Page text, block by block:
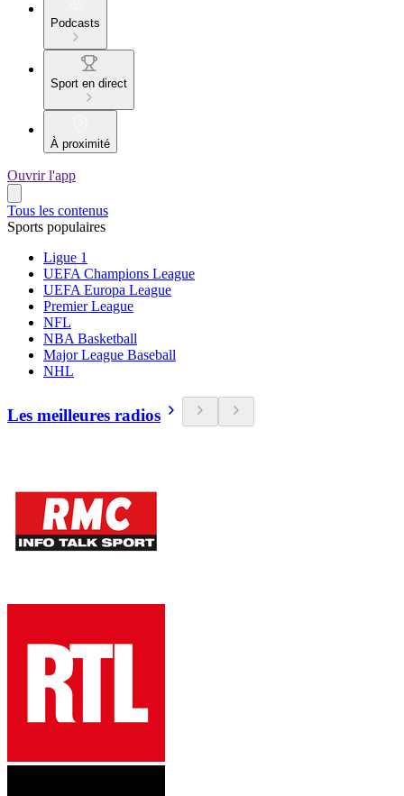
Podcasts
Sport en direct
À proximité
Ouvrir l'app
Tous les contenus
Sports populaires
Ligue 1
UEFA Champions League
UEFA Europa League
Premier League
NFL
NBA Basketball
Major League Baseball
NHL
Les meilleures radios